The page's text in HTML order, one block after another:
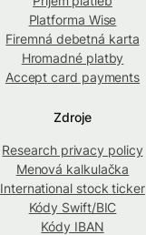
Platforma Wise
Firemná debetná karta
Hromadné platby
Accept card payments
Zdroje
Research privacy policy
Menová kalkulačka
International stock ticker
Kódy Swift/BIC
Kódy IBAN